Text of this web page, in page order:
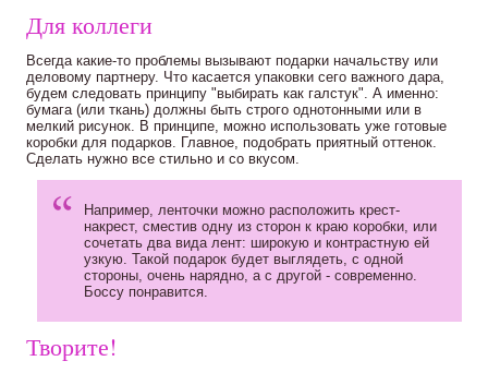
Для коллеги
Всегда какие-то проблемы вызывают подарки начальству или
деловому партнеру. Что касается упаковки сего важного дара,
будем следовать принципу "выбирать как галстук". А именно:
бумага (или ткань) должны быть строго однотонными или в
мелкий рисунок. В принципе, можно использовать уже готовые
коробки для подарков. Главное, подобрать приятный оттенок.
Сделать нужно все стильно и со вкусом.
Например, ленточки можно расположить крест-
накрест, сместив одну из сторон к краю коробки, или
сочетать два вида лент: широкую и контрастную ей
узкую. Такой подарок будет выглядеть, с одной
стороны, очень нарядно, а с другой - современно.
Боссу понравится.
Творите!